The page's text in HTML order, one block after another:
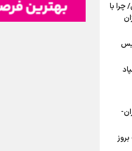
چرا با